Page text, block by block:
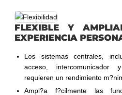
FLEXIBLE Y
EXPERIENCIA
Los sistemas centrales,
acceso, intercomunicador
requieren un rendimiento
Ampl?a f?cilmente las